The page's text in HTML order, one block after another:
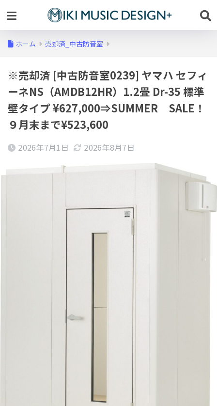
ホーム 売却済_中古防音室
※売却済 [中古防音室0239] ヤマハ セフィ
ーネNS（AMDB12HR）1.2畳 Dr-35 標準
壁タイプ ¥627,000⇒SUMMER SALE！
９月末まで¥523,600
2026年7月1日 2026年8月7日